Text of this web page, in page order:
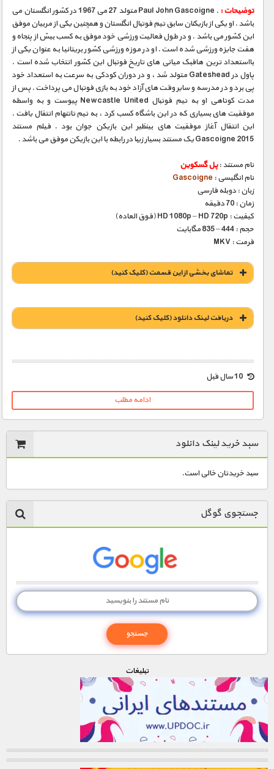
توضیحات :
. Paul John Gascoigne متولد 27 می 1967 در کشور انگلستان می
باشد . او یکی از بازیکنان سابق تیم فوتبال انگلستان و همچنین یکی از مربیان موفق
این کشور می باشد . و در طول فعالیت ورزشی خود موفق به کسب بیش از پنجاه و
هفت جایزه ورزشی شده است . او در موزه ورزشی کشور بریتانیا به عنوان یکی از
بااستعداد ترین هافبک میانی های تاریخ فوتبال این کشور انتخاب شده است .
پاول در Gateshead متولد شد ، و در دوران کودکی به سرعت به استعداد خود
پی برد و در مدرسه و سایر وقت های آزاد خود به بازی فوتبال می پرداخت . پس از
مدت کوتاهی او به تیم فوتبال Newcastle United پیوست و به واسطه
موفقیت های بسیاری که در این باشگاه کسب کرد ، به تیم تاتنهام انتقال یافت .
این انتقال آغاز موفقیت های بینظیر این بازیکن جوان بود . فیلم مستند
Gascoigne 2015 یک مستند بسیار زیبا در رابطه با این بازیکن موفق می باشد .
نام مستند :پل گسکوین
نام انگلیسی : Gascoigne
زبان : دوبله فارسی
زمان : 70 دقیقه
کیفیت : HD 1080p – HD 720p (فوق العاده)
حجم : 444 – 835 مگابایت
فرمت : MKV
تماشای بخشی از این قسمت (کلیک کنید)
دریافت لينک دانلود (کليک کنيد)
ادامه مطلب
سبد خرید لینک دانلود
سبد خریدتان خالی است.
جستجوی گوگل
تبليغات